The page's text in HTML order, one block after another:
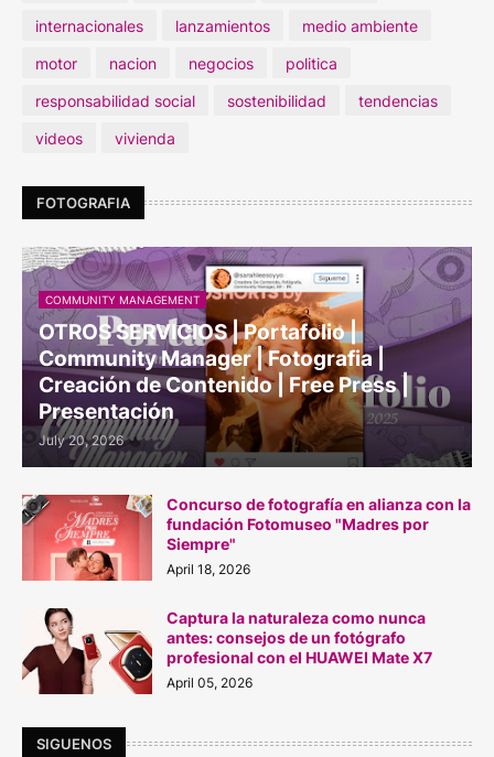
internacionales
lanzamientos
medio ambiente
motor
nacion negocios
politica
responsabilidad social
sostenibilidad
tendencias
videos
vivienda
FOTOGRAFIA
COMMUNITY MANAGEMENT
OTROS SERVICIOS | Portafolio |
Community Manager | Fotografia |
Creación de Contenido | Free Press |
Presentación
July 20, 2026
Concurso de fotografía en alianza con la
fundación Fotomuseo "Madres por
Siempre"
April 18, 2026
Captura la naturaleza como nunca
antes: consejos de un fotógrafo
profesional con el HUAWEI Mate X7
April 05, 2026
SIGUENOS